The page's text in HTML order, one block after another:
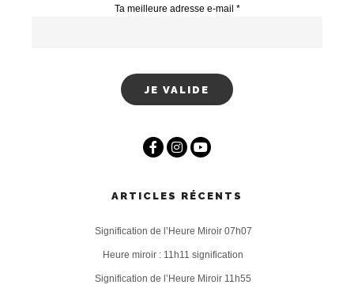
Ta meilleure adresse e-mail *
ARTICLES RÉCENTS
Signification de l’Heure Miroir 07h07
Heure miroir : 11h11 signification
Signification de l’Heure Miroir 11h55